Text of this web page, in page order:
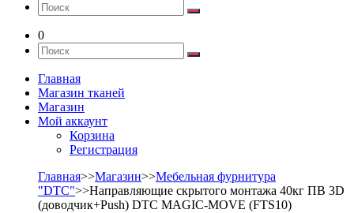
0
Главная
Магазин тканей
Магазин
Мой аккаунт
Корзина
Регистрация
Главная>>Магазин>>Мебельная фурнитура
"DTC">>Направляющие скрытого монтажа 40кг ПВ 3D
(доводчик+Push) DTC MAGIC-MOVE (FTS10)